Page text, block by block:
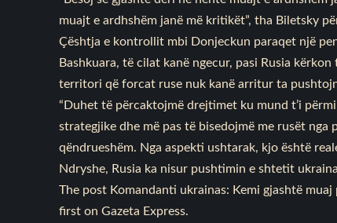
muajt e ardhshëm janë më kritikët”, tha Biletsky
Çështja e kontrollit mbi Donjeckun paraqet një
Bashkuara, të cilat kanë ngecur, pasi Rusia
territori që forcat ruse nuk kanë arritur ta
“Duhet të përcaktojmë drejtimet ku mund t’i
strategjike dhe më pas të bisedojmë me rusët
qëndrueshëm. Nga aspekti ushtarak, kjo është
Ndryshe, Rusia ka nisur pushtimin e shtetit
The post Komandanti ukrainas: Kemi gjashtë
first onGazeta Express.